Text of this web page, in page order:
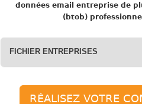
données email entreprise de
(btob)
FICHIER ENTREPRISES
RÉALISEZ VOTRE